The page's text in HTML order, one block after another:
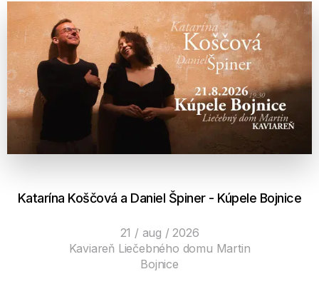
Katarína Koščová a Daniel Špiner - Kúpele Bojnice
21 / aug / 2026
Kaviareň Liečebného domu Martin
Bojnice